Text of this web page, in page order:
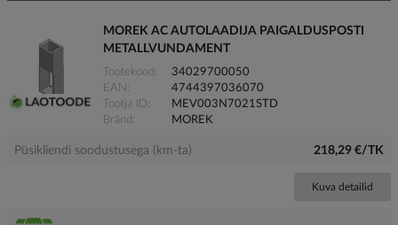
MOREK AC AUTOLAADIJA PAIGALDUSPOSTI
METALLVUNDAMENT
Tootekood
34029700050
EAN
4744397036070
Tootja ID
MEV003N7021STD
Bränd
MOREK
Püsikliendi soodustusega (km-ta) 218,29 €/TK
Kuva detailid